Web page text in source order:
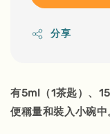
分享
有5ml（1茶匙）、
便稱量和裝入小碗中